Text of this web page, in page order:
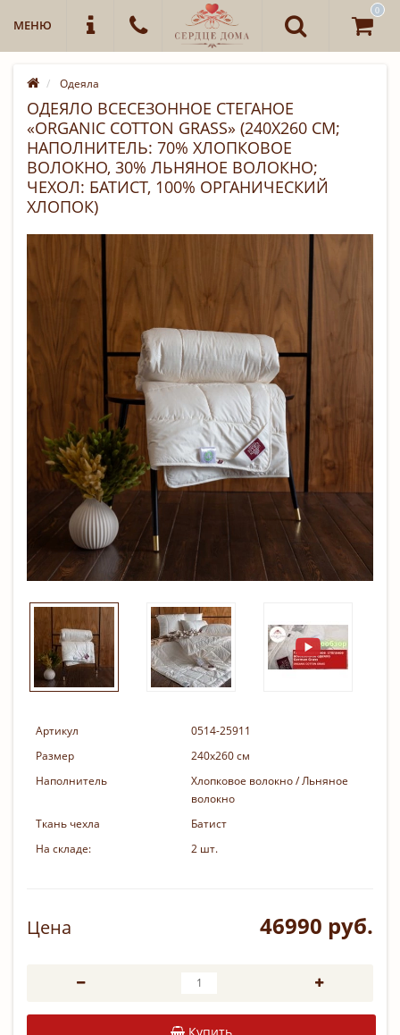
МЕНЮ
0
Одеяла
ОДЕЯЛО ВСЕСЕЗОННОЕ СТЕГАНОЕ
«ORGANIC COTTON GRASS» (240Х260 СМ;
НАПОЛНИТЕЛЬ: 70% ХЛОПКОВОЕ
ВОЛОКНО, 30% ЛЬНЯНОЕ ВОЛОКНО;
ЧЕХОЛ: БАТИСТ, 100% ОРГАНИЧЕСКИЙ
ХЛОПОК)
Артикул
0514-25911
Размер
240х260 см
Наполнитель
Хлопковое волокно / Льняное
волокно
Ткань чехла
Батист
На складе:
2 шт.
Цена 46990 руб.